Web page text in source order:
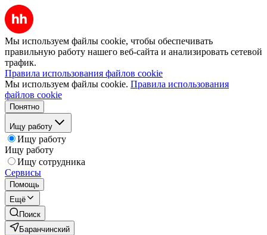
Мы используем файлы cookie, чтобы обеспечивать
правильную работу нашего веб-сайта и анализировать сетевой
трафик.
Правила использования файлов cookie
Мы используем файлы cookie. Правила использования
файлов cookie
Понятно
Ищу работу
Ищу работу
Ищу работу
Ищу сотрудника
Сервисы
Помощь
Ещё
Поиск
Баранчинский